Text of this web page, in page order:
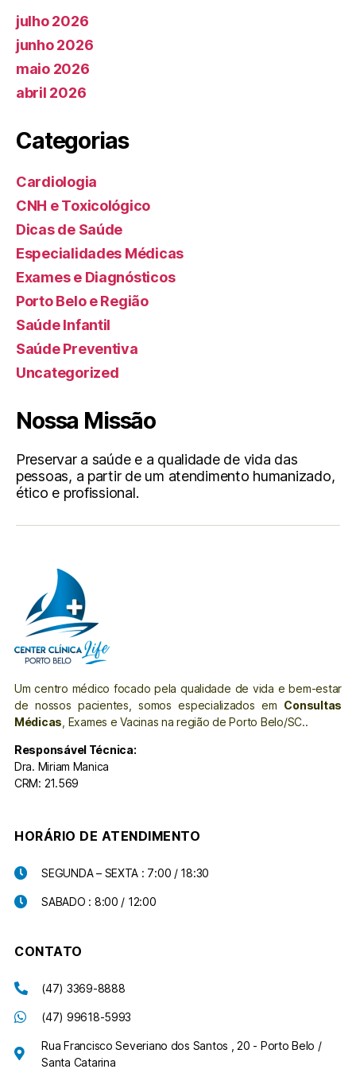
julho 2026
junho 2026
maio 2026
abril 2026
Categorias
Cardiologia
CNH e Toxicológico
Dicas de Saúde
Especialidades Médicas
Exames e Diagnósticos
Porto Belo e Região
Saúde Infantil
Saúde Preventiva
Uncategorized
Nossa Missão
Preservar a saúde e a qualidade de vida das
pessoas, a partir de um atendimento humanizado,
ético e profissional.
Um centro médico focado pela qualidade de vida e bem-estar
de nossos pacientes, somos especializados em Consultas
Médicas , Exames e Vacinas na região de Porto Belo/SC..
Responsável Técnica:
Dra. Miriam Manica
CRM: 21.569
HORÁRIO DE ATENDIMENTO
SEGUNDA – SEXTA : 7:00 / 18:30
SABADO : 8:00 / 12:00
CONTATO
(47) 3369-8888
(47) 99618-5993
Rua Francisco Severiano dos Santos , 20 - Porto Belo /
Santa Catarina